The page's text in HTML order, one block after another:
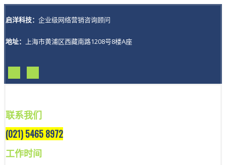
启洋科技： 企业级网络营销咨询顾问
地址： 上海市黄浦区西藏南路1208号8楼A座
联系我们
(021) 5465 8972
工作时间